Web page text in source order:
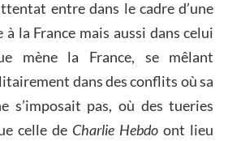
entre dans le cadre d’une
à la France mais aussi dans celui
mène la France, se mêlant
dans des conflits où sa
s’imposait pas, où des tueries
celle de Charlie Hebdo ont lieu